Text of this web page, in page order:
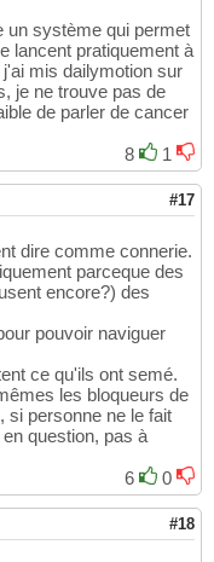
un système qui permet
lancent pratiquement à
mis dailymotion sur
je ne trouve pas de
de parler de cancer
8
1
#17
dire comme connerie.
parceque des
encore?) des
pouvoir naviguer
ce qu'ils ont semé.
les bloqueurs de
si personne ne le fait
question, pas à
6
0
#18